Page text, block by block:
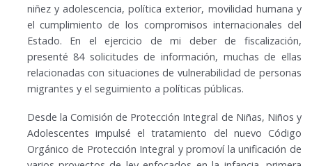
niñez y adolescencia, política exterior, movilidad humana y
el cumplimiento de los compromisos internacionales del
Estado. En el ejercicio de mi deber de fiscalización,
presenté 84 solicitudes de información, muchas de ellas
relacionadas con situaciones de vulnerabilidad de personas
migrantes y el seguimiento a políticas públicas.
Desde la Comisión de Protección Integral de Niñas, Niños y
Adolescentes impulsé el tratamiento del nuevo Código
Orgánico de Protección Integral y promoví la unificación de